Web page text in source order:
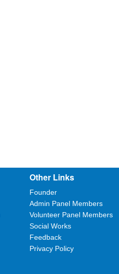
Other Links
Founder
Admin Panel Members
Volunteer Panel Members
Social Works
Feedback
Privacy Policy